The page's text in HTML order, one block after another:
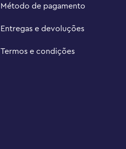
Método de pagamento
Entregas e devoluções
Termos e condições